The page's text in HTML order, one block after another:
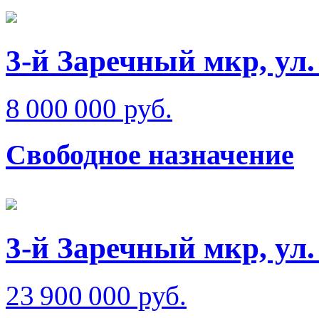
3-й Заречный мкр,
8 000 000 руб.
Свободное назначение
3-й Заречный мкр,
23 900 000 руб.